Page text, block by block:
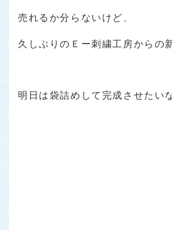
売れるか分らないけど、
久しぶりのＥー刺繍工房からの
明日は袋詰めして完成させたい